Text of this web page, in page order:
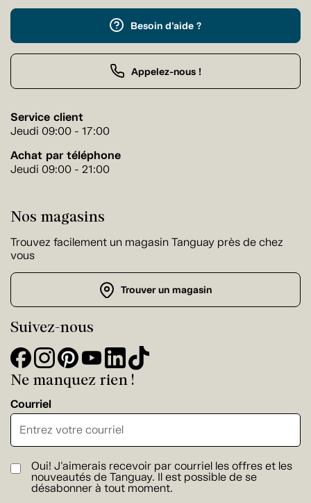
Besoin d'aide ?
Appelez-nous !
Service client
Jeudi 09:00 - 17:00
Achat par téléphone
Jeudi 09:00 - 21:00
Nos magasins
Trouvez facilement un magasin Tanguay près de chez
vous
Trouver un magasin
Suivez-nous
Ne manquez rien !
Courriel
Oui! J'aimerais recevoir par courriel les offres et les
nouveautés de Tanguay. Il est possible de se
désabonner à tout moment.